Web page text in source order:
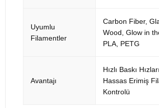
Uyumlu
Filamentler
Carbon Fiber,
Wood, Glow in
PLA, PETG
Avantajı
Hızlı Baskı
Hassas Erimiş
Kontrolü